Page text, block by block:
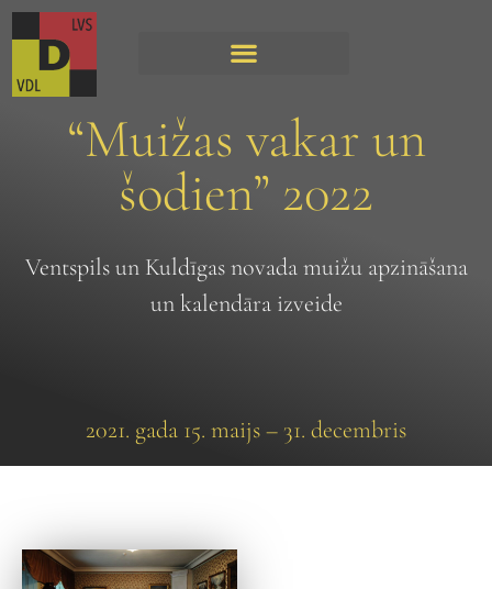
“Muižas vakar un
šodien” 2022
Ventspils un Kuldīgas novada muižu apzināšana
un kalendāra izveide
2021. gada 15. maijs – 31. decembris